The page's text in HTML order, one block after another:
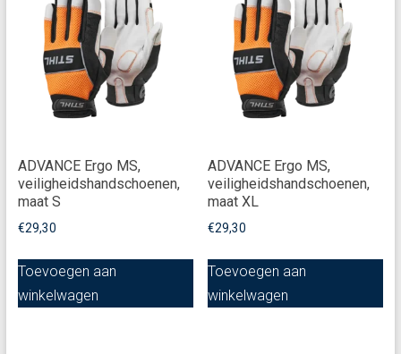
ADVANCE Ergo MS,
veiligheidshandschoenen,
maat S
€29,30
Toevoegen aan
winkelwagen
ADVANCE Ergo MS,
veiligheidshandschoenen,
maat XL
€29,30
Toevoegen aan
winkelwagen